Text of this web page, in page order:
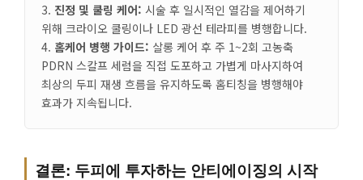
3. 진정 및 쿨링 케어: 시술 후 일시적인 열감을 제어하기
위해 크라이오 쿨링이나 LED 광선 테라피를 병행합니다.
4. 홈케어 병행 가이드: 살롱 케어 후 주 1~2회 고농축
PDRN 스칼프 세럼을 직접 도포하고 가볍게 마사지하여
최상의 두피 재생 흐름을 유지하도록 홈티칭을 병행해야
효과가 지속됩니다.
결론: 두피에 투자하는 안티에이징의 시작